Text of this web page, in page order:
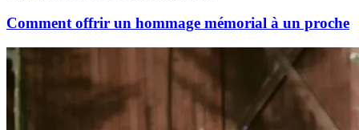
Comment offrir un hommage mémorial à un proche